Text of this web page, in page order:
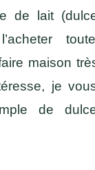
de lait
maison
je
de